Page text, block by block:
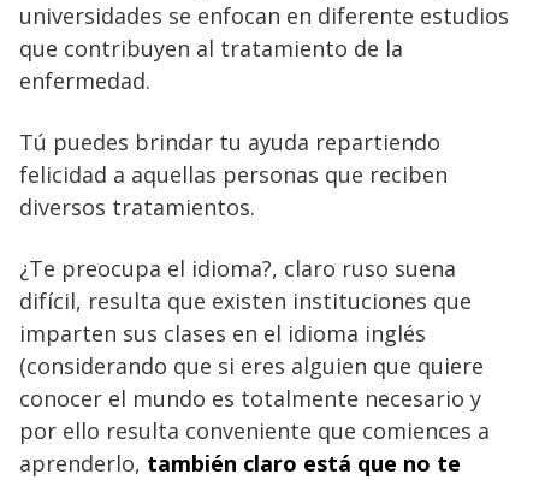
universidades se enfocan en diferente estudios
que contribuyen al tratamiento de la
enfermedad.
Tú puedes brindar tu ayuda repartiendo
felicidad a aquellas personas que reciben
diversos tratamientos.
¿Te preocupa el idioma?, claro ruso suena
difícil, resulta que existen instituciones que
imparten sus clases en el idioma inglés
(considerando que si eres alguien que quiere
conocer el mundo es totalmente necesario y
por ello resulta conveniente que comiences a
aprenderlo, también claro está que no te